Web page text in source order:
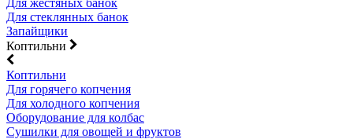
Для жестяных банок
Для стеклянных банок
Запайщики
Коптильни
Коптильни
Для горячего копчения
Для холодного копчения
Оборудование для колбас
Сушилки для овощей и фруктов